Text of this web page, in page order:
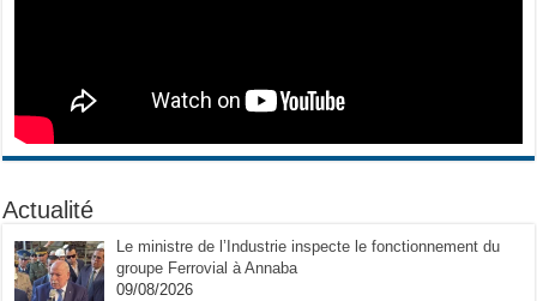
Actualité
Le ministre de l’Industrie inspecte le fonctionnement du
groupe Ferrovial à Annaba
09/08/2026